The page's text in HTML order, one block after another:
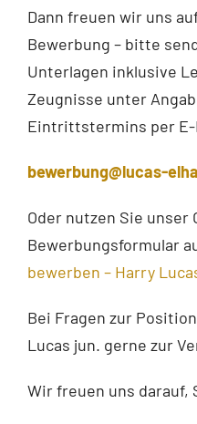
Dann freuen wir uns
Bewerbung – bitte
Unterlagen inklusive
Zeugnisse unter
Eintrittstermins per E-
bewerbung@lucas-
Oder nutzen Sie unser
Bewerbungsformular
bewerben – Harry
Bei Fragen zur
Lucas jun. gerne zur
Wir freuen uns darauf,